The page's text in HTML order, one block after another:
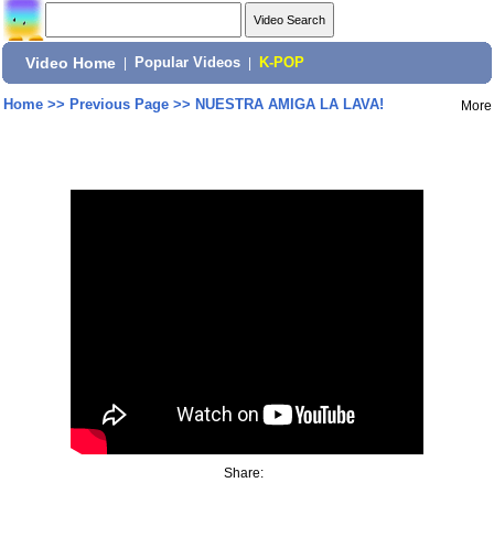
Video Home Popular Videos K-POP
Home>> Previous Page>> NUESTRA AMIGA LA LAVA! More
Share: